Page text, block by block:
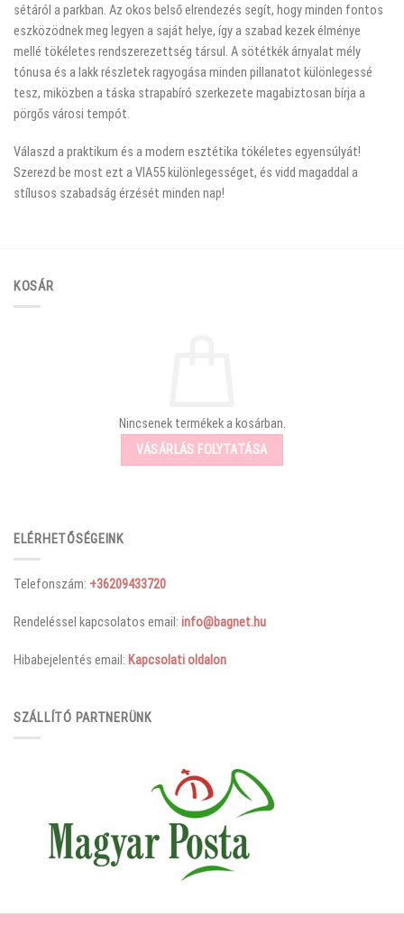
sétáról a parkban. Az okos belső elrendezés segít, hogy minden fontos
eszközödnek meg legyen a saját helye, így a szabad kezek élménye
mellé tökéletes rendszerezettség társul. A sötétkék árnyalat mély
tónusa és a lakk részletek ragyogása minden pillanatot különlegessé
tesz, miközben a táska strapabíró szerkezete magabiztosan bírja a
pörgős városi tempót.
Válaszd a praktikum és a modern esztétika tökéletes egyensúlyát!
Szerezd be most ezt a VIA55 különlegességet, és vidd magaddal a
stílusos szabadság érzését minden nap!
KOSÁR
Nincsenek termékek a kosárban.
VÁSÁRLÁS FOLYTATÁSA
ELÉRHETŐSÉGEINK
Telefonszám: +36209433720
Rendeléssel kapcsolatos email: info@bagnet.hu
Hibabejelentés email: Kapcsolati oldalon
SZÁLLÍTÓ PARTNERÜNK